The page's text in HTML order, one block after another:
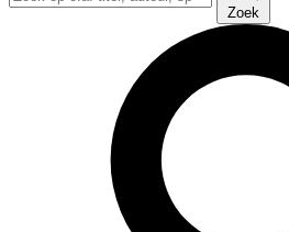
Zoek